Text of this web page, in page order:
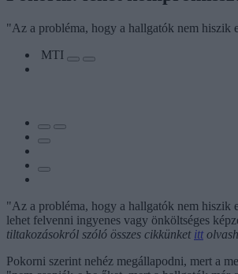
"Az a probléma, hogy a hallgatók nem hiszik
MTI
"Az a probléma, hogy a hallgatók nem hiszik
lehet felvenni ingyenes vagy önköltséges
tiltakozásokról szóló összes cikkünket itt
Pokorni szerint nehéz megállapodni, mert a